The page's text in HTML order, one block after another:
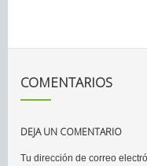
COMENTARIOS
DEJA UN COMENTARIO
Tu dirección de correo